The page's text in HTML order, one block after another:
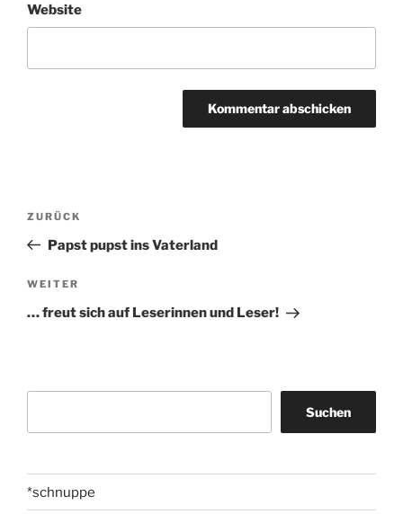
Website
Beitragsnavigation
Vorheriger
Beitrag
ZURÜCK
Papst pupst ins Vaterland
Nächster
Beitrag
WEITER
… freut sich auf Leserinnen und Leser!
Suchen
*schnuppe